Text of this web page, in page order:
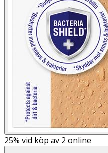
25% vid köp av 2 online